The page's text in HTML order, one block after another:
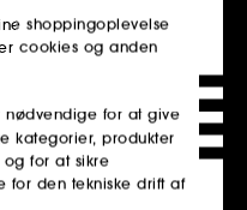
Lotus Youth Preserve Rescue
Eksfolierende anti-age-maske med Lotus
KR
tilgængelige
shoppingoplevelse
cookies og anden
nødvendige for at give
kategorier, produkter
for at sikre
for den tekniske drift af